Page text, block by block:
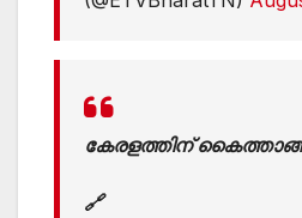
കേരളത്തിന്
🔗